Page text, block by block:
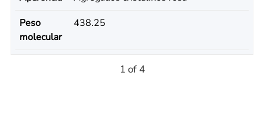
Peso
molecular
438.25
1 of 4